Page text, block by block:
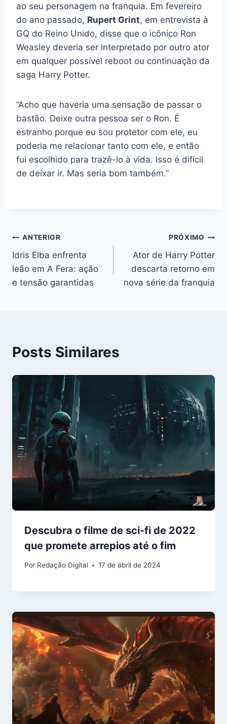
ao seu personagem na franquia. Em fevereiro
do ano passado, Rupert Grint, em entrevista à
GQ do Reino Unido, disse que o icônico Ron
Weasley deveria ser interpretado por outro ator
em qualquer possível reboot ou continuação da
saga Harry Potter.
“Acho que haveria uma sensação de passar o
bastão. Deixe outra pessoa ser o Ron. É
estranho porque eu sou protetor com ele, eu
poderia me relacionar tanto com ele, e então
fui escolhido para trazê-lo à vida. Isso é difícil
de deixar ir. Mas seria bom também.”
Navegação
de
Post
ANTERIOR
Idris Elba enfrenta
leão em A Fera: ação
e tensão garantidas
PRÓXIMO
Ator de Harry Potter
descarta retorno em
nova série da franquia
Posts Similares
Descubra o filme de sci-fi de 2022
que promete arrepios até o fim
Por Redação Digital 17 de abril de 2024